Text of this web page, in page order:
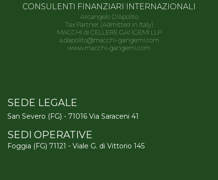
CONSULENTI FINANZIARI INTERNAZIONALI
Arcangelo D'Apolito
Tax Partner (Admitted in Italy)
MACCHI di CELLERE GANGEMI LLP
a.dapolito@macchi-gangemi.com
www.macchi-gangemi.com
SEDE LEGALE
San Severo (FG) - 71016 Via Saraceni 41
SEDI OPERATIVE
Foggia (FG) 71121 - Viale G. di Vittorio 145